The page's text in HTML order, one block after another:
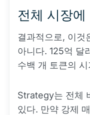
전체 시장
결과적으로, 이것
아니다. 125억 달
수백 개 토큰의
Strategy는 전체
있다. 만약 강제